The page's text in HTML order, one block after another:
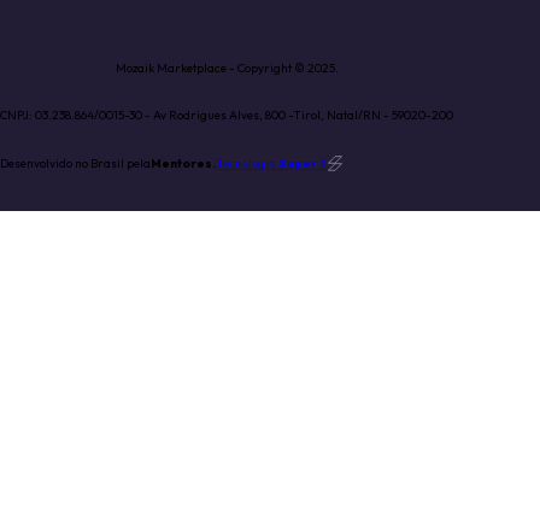
Mozaik Marketplace - Copyright © 2025.
CNPJ: 03.238.864/0015-30 - Av Rodrigues Alves, 800 -Tirol, Natal/RN - 59020-200
Desenvolvido no Brasil pelaMentores.Tecnologia Super 1.